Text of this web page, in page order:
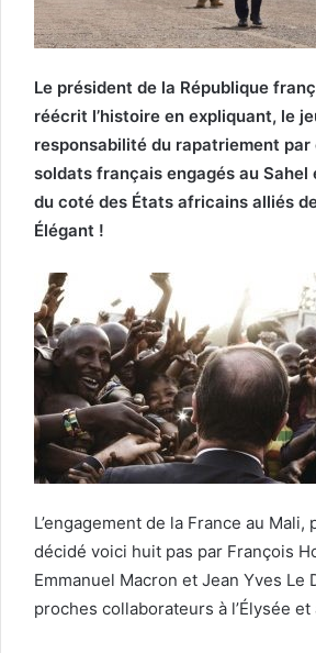
Le président de la République
réécrit l’histoire en expliquant, le
responsabilité du rapatriement par
soldats français engagés au
du coté des États africains alliés
Élégant !
L’engagement de la France au Mali,
décidé voici huit pas par François
Emmanuel Macron et Jean Yves Le
proches collaborateurs à l’Élysée